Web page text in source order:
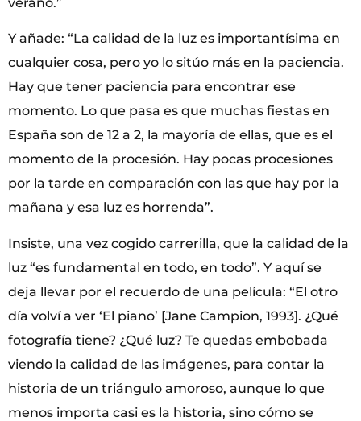
Y añade: “La calidad de la luz es importantísima en
cualquier cosa, pero yo lo sitúo más en la paciencia.
Hay que tener paciencia para encontrar ese
momento. Lo que pasa es que muchas fiestas en
España son de 12 a 2, la mayoría de ellas, que es el
momento de la procesión. Hay pocas procesiones
por la tarde en comparación con las que hay por la
mañana y esa luz es horrenda”.
Insiste, una vez cogido carrerilla, que la calidad de la
luz “es fundamental en todo, en todo”. Y aquí se
deja llevar por el recuerdo de una película: “El otro
día volví a ver ‘El piano’ [Jane Campion, 1993]. ¿Qué
fotografía tiene? ¿Qué luz? Te quedas embobada
viendo la calidad de las imágenes, para contar la
historia de un triángulo amoroso, aunque lo que
menos importa casi es la historia, sino cómo se